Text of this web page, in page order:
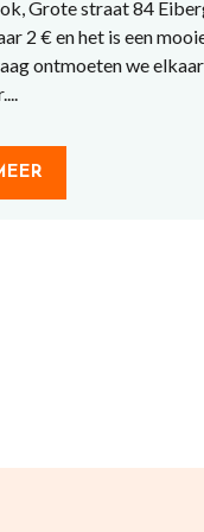
Grote straat 84
2 € en het is een
ontmoeten we